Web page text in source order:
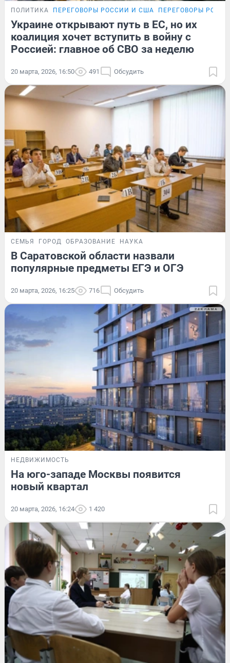
ПОЛИТИКА ПЕРЕГОВОРЫ РОССИИ И США ПЕРЕГОВОРЫ
Украине открывают путь в ЕС, но их
коалиция хочет вступить в войну с
Россией: главное об СВО за неделю
20 марта, 2026, 16:50 491 Обсудить
СЕМЬЯ ГОРОД ОБРАЗОВАНИЕ НАУКА
В Саратовской области назвали
популярные предметы ЕГЭ и ОГЭ
20 марта, 2026, 16:25 716 Обсудить
НЕДВИЖИМОСТЬ
На юго-западе Москвы появится
новый квартал
20 марта, 2026, 16:24 1 420